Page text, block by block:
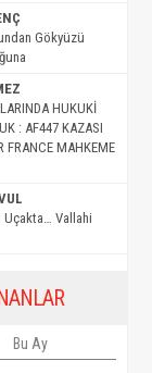
Gökyüzü
HUKUKİ
: AF447 KAZASI
FRANCE MAHKEME
Uçakta… Vallahi
Bu Ay